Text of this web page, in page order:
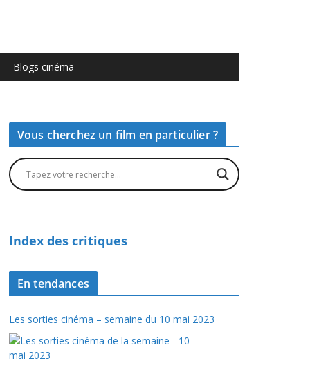
Blogs cinéma
Vous cherchez un film en particulier ?
Index des critiques
En tendances
Les sorties cinéma – semaine du 10 mai 2023